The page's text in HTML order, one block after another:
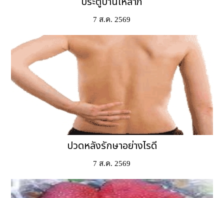
7 ส.ค. 2569
ปวดหลังรักษาอย่างไรดี
7 ส.ค. 2569